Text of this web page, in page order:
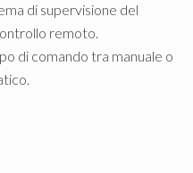
di supervisione del
remoto.
di comando tra manuale o